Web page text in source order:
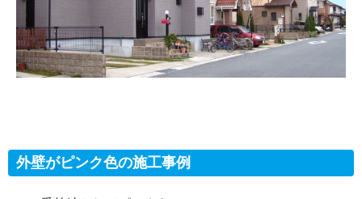
外壁がピンク色の施工事例